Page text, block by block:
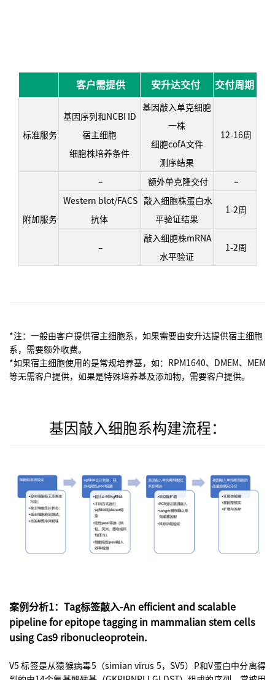
客户需提供 安升达交付 交付周期
标准服务
基因序列和NCBI ID
宿主细胞
细胞株培养条件
基因敲入单克细胞
一株
细胞cofA文件
测序结果
12-16周
附加服务
– 额外单克隆交付
–
Western blot/FACS
抗体
敲入细胞株蛋白水
平验证结果
1-2周
–
敲入细胞株mRNA
水平验证
1-2周
*注：一般由客户提供宿主细胞系，如果需要由安升达提供宿主细胞
系，需要额外收费。
*如果宿主细胞使用的是常规培养基，如：RPM1640、DMEM、MEM
等无需客户提供，如果是特殊培养基及添加物，需要客户提供。
基因敲入细胞系构建流程：
案例分析1：Tag标签敲入-An efficient and scalable
pipeline for epitope tagging in mammalian stem cells
using Cas9 ribonucleoprotein.
V5 标签是从猿猴病毒5（simian virus 5，SV5）P和V蛋白中分离得